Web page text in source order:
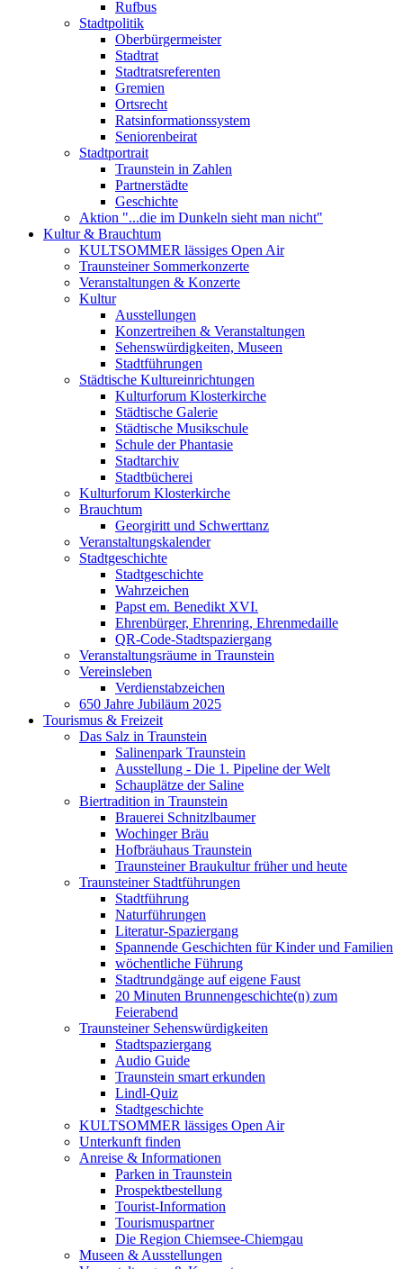
Rufbus
Stadtpolitik
Oberbürgermeister
Stadtrat
Stadtratsreferenten
Gremien
Ortsrecht
Ratsinformationssystem
Seniorenbeirat
Stadtportrait
Traunstein in Zahlen
Partnerstädte
Geschichte
Aktion "...die im Dunkeln sieht man nicht"
Kultur & Brauchtum
KULTSOMMER lässiges Open Air
Traunsteiner Sommerkonzerte
Veranstaltungen & Konzerte
Kultur
Ausstellungen
Konzertreihen & Veranstaltungen
Sehenswürdigkeiten, Museen
Stadtführungen
Städtische Kultureinrichtungen
Kulturforum Klosterkirche
Städtische Galerie
Städtische Musikschule
Schule der Phantasie
Stadtarchiv
Stadtbücherei
Kulturforum Klosterkirche
Brauchtum
Georgiritt und Schwerttanz
Veranstaltungskalender
Stadtgeschichte
Stadtgeschichte
Wahrzeichen
Papst em. Benedikt XVI.
Ehrenbürger, Ehrenring, Ehrenmedaille
QR-Code-Stadtspaziergang
Veranstaltungsräume in Traunstein
Vereinsleben
Verdienstabzeichen
650 Jahre Jubiläum 2025
Tourismus & Freizeit
Das Salz in Traunstein
Salinenpark Traunstein
Ausstellung - Die 1. Pipeline der Welt
Schauplätze der Saline
Biertradition in Traunstein
Brauerei Schnitzlbaumer
Wochinger Bräu
Hofbräuhaus Traunstein
Traunsteiner Braukultur früher und heute
Traunsteiner Stadtführungen
Stadtführung
Naturführungen
Literatur-Spaziergang
Spannende Geschichten für Kinder und Familien
wöchentliche Führung
Stadtrundgänge auf eigene Faust
20 Minuten Brunnengeschichte(n) zum
Feierabend
Traunsteiner Sehenswürdigkeiten
Stadtspaziergang
Audio Guide
Traunstein smart erkunden
Lindl-Quiz
Stadtgeschichte
KULTSOMMER lässiges Open Air
Unterkunft finden
Anreise & Informationen
Parken in Traunstein
Prospektbestellung
Tourist-Information
Tourismuspartner
Die Region Chiemsee-Chiemgau
Museen & Ausstellungen